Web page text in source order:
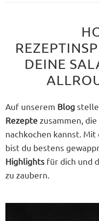
DEINE
Auf unserem Blog
Rezeptezusammen,
nachkochen kannst.
bist du bestens
Highlights für dich und
zu zaubern.